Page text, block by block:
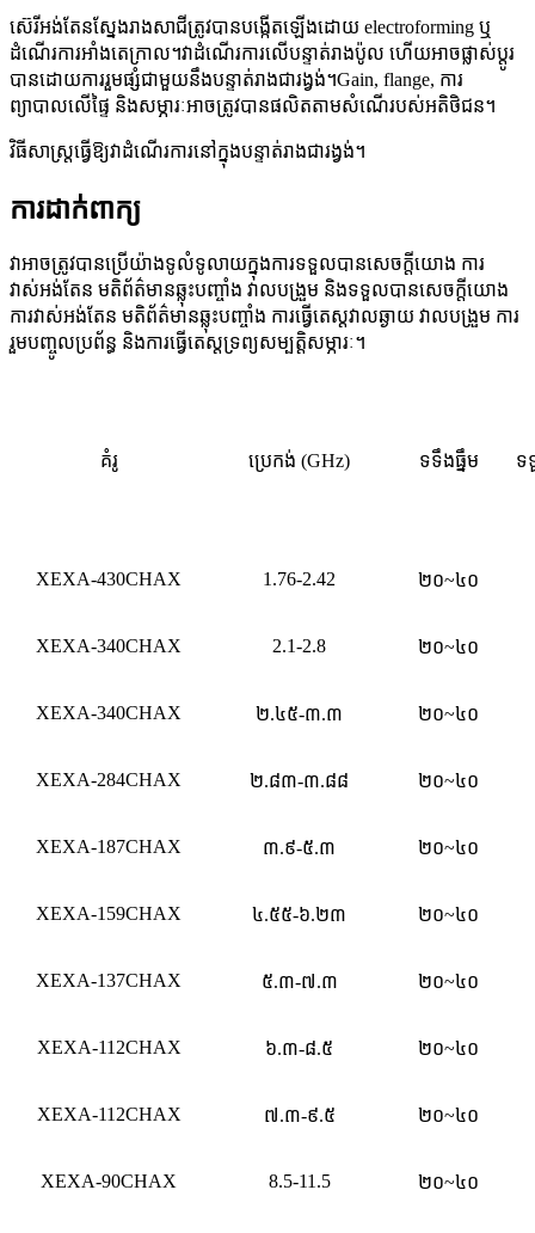
ស៊េរីអង់តែនស្នែងរាងសាជីត្រូវបានបង្កើតឡើងដោយ electroforming ឬ
ដំណើរការអាំងតេក្រាល។វាដំណើរការលើបន្ទាត់រាងប៉ូល ហើយអាចផ្លាស់ប្តូរ
បានដោយការរួមផ្សំជាមួយនឹងបន្ទាត់រាងជារង្វង់។Gain, flange, ការ
ព្យាបាលលើផ្ទៃ និងសម្ភារៈអាចត្រូវបានផលិតតាមសំណើរបស់អតិថិជន។
វិធីសាស្រ្តធ្វើឱ្យវាដំណើរការនៅក្នុងបន្ទាត់រាងជារង្វង់។
ការដាក់ពាក្យ
វាអាចត្រូវបានប្រើយ៉ាងទូលំទូលាយក្នុងការទទួលបានសេចក្តីយោង ការ
វាស់អង់តែន មតិព័ត៌មានឆ្លុះបញ្ចាំង វាលបង្រួម និងទទួលបានសេចក្តីយោង
ការវាស់អង់តែន មតិព័ត៌មានឆ្លុះបញ្ចាំង ការធ្វើតេស្តវាលឆ្ងាយ វាលបង្រួម ការ
រួមបញ្ចូលប្រព័ន្ធ និងការធ្វើតេស្តទ្រព្យសម្បត្តិសម្ភារៈ។
គំរូ ប្រេកង់ (GHz) ទទឹងធ្នឹម ទ
XEXA-430CHAX 1.76-2.42 ២០~៤០
XEXA-340CHAX 2.1-2.8 ២០~៤០
XEXA-340CHAX ២.៤៥-៣.៣ ២០~៤០
XEXA-284CHAX ២.៨៣-៣.៨៨ ២០~៤០
XEXA-187CHAX ៣.៩-៥.៣ ២០~៤០
XEXA-159CHAX ៤.៥៥-៦.២៣ ២០~៤០
XEXA-137CHAX ៥.៣-៧.៣ ២០~៤០
XEXA-112CHAX ៦.៣-៨.៥ ២០~៤០
XEXA-112CHAX ៧.៣-៩.៥ ២០~៤០
XEXA-90CHAX 8.5-11.5 ២០~៤០